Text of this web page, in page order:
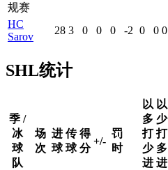
规赛
HC
Sarov
28 3 0 0 0 -2 0 0 0
SHL统计
季 /
冰
球
队
场
次
进
球
传
球
得
分
+/-
罚
时
以
多
打
少
进
以
少
打
多
进